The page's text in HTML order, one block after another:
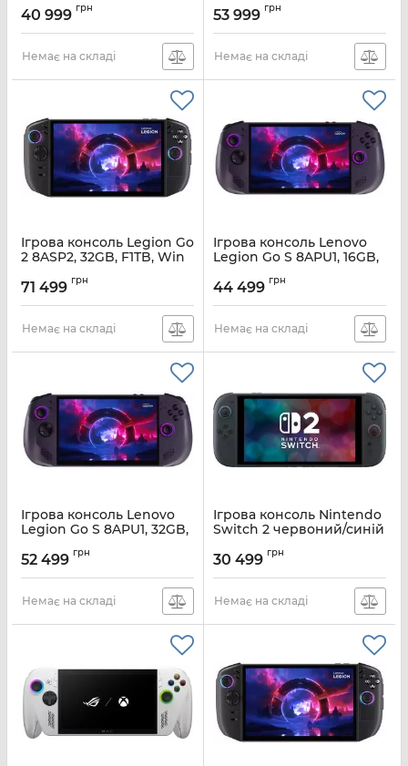
Артикул: 83N6002TRA
40 999 грн
Немає на складі
53 999 грн
Немає на складі
Ігрова консоль Legion Go
2 8ASP2, 32GB, F1TB, Win
Артикул: 83N00020RA
71 499 грн
Немає на складі
Ігрова консоль Lenovo
Legion Go S 8APU1, 16GB,
Артикул: 83N6002SRA
44 499 грн
Немає на складі
Ігрова консоль Lenovo
Legion Go S 8APU1, 32GB,
Артикул: 83N6002RRA
52 499 грн
Немає на складі
Ігрова консоль Nintendo
Switch 2 червоний/синій
30 499 грн
Немає на складі